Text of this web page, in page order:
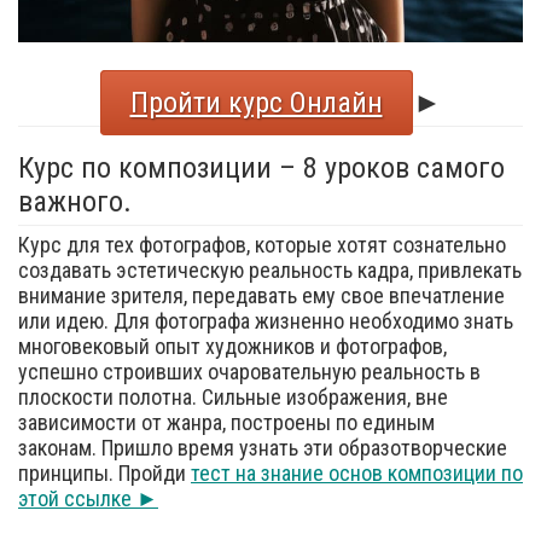
Пройти курс Онлайн
►
Курс по композиции – 8 уроков самого
важного.
Курс для тех фотографов, которые хотят сознательно
создавать эстетическую реальность кадра, привлекать
внимание зрителя, передавать ему свое впечатление
или идею. Для фотографа жизненно необходимо знать
многовековый опыт художников и фотографов,
успешно строивших очаровательную реальность в
плоскости полотна. Сильные изображения, вне
зависимости от жанра, построены по единым
законам. Пришло время узнать эти образотворческие
принципы. Пройди тест на знание основ композиции по
этой ссылке ►